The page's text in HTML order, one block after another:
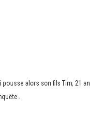
alors son fils Tim, 21